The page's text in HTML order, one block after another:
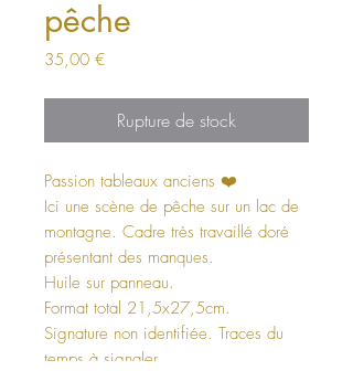
pêche
35,00 €Prix
Rupture de stock
Passion tableaux anciens ❤️
Ici une scène de pêche sur un lac de
montagne. Cadre très travaillé doré
présentant des manques.
Huile sur panneau.
Format total 21,5x27,5cm.
Signature non identifiée. Traces du
temps à signaler.